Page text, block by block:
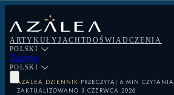
ARTYKUŁY JACHT DOŚWIADCZENIA
POLSKI
Zapytaj
POLSKI
AZALEA DZIENNIK· PRZECZYTAJ 6 MIN CZYTANIA
ZAKTUALIZOWANO 3 CZERWCA 2026